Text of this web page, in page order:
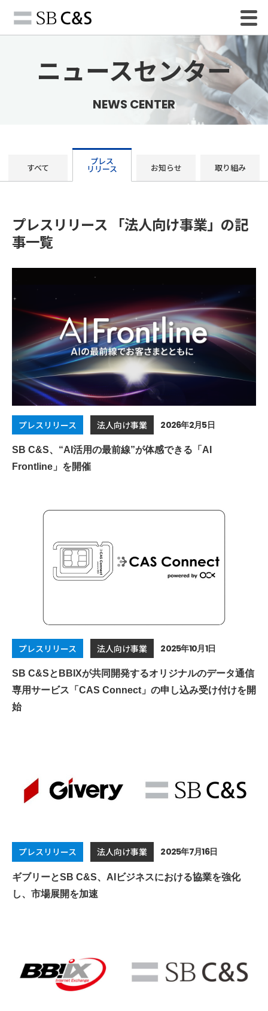
ニュースセンター
NEWS CENTER
すべて
プレス
リリース お知らせ 取り組み
プレスリリース 「法人向け事業」の記
事一覧
プレスリリース 法人向け事業 2026年2月5日
SB C&S、“AI活用の最前線”が体感できる「AI
Frontline」を開催
プレスリリース 法人向け事業 2025年10月1日
SB C&SとBBIXが共同開発するオリジナルのデータ通信
専用サービス「CAS Connect」の申し込み受け付けを開
始
プレスリリース 法人向け事業 2025年7月16日
ギブリーとSB C&S、AIビジネスにおける協業を強化
し、市場展開を加速